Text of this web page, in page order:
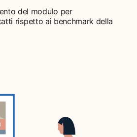
del modulo per
rispetto ai benchmark della